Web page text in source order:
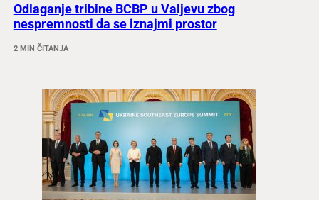
Odlaganje tribine BCBP u Valjevu zbog
nespremnosti da se iznajmi prostor
2 MIN ČITANJA